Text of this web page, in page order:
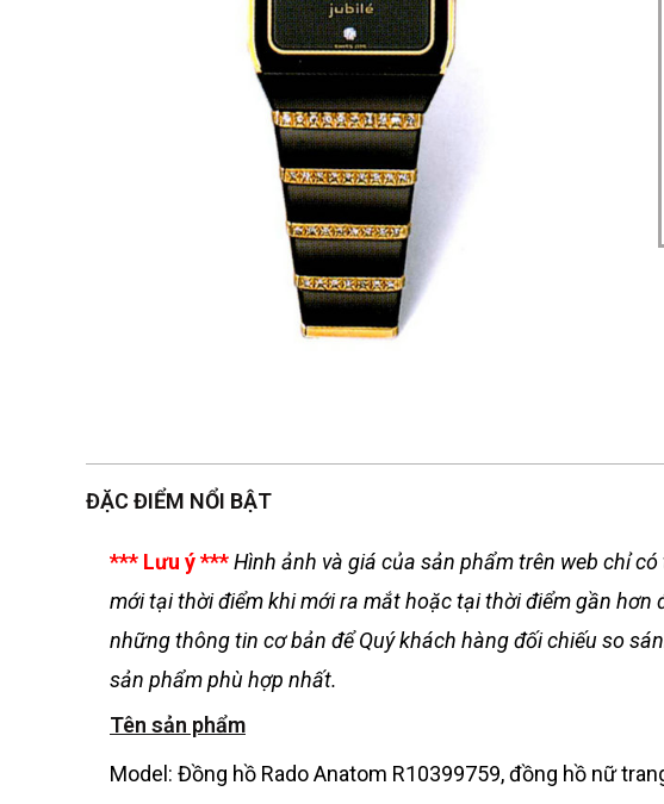
ĐẶC ĐIỂM NỔI BẬT
*** Lưu ý ***Hình ảnh và giá của sản phẩm trên web chỉ
mới tại thời điểm khi mới ra mắt hoặc tại thời điểm gần hơn
những thông tin cơ bản để Quý khách hàng đối chiếu so
sản phẩm phù hợp nhất.
Tên sản phẩm
Model: Đồng hồ Rado Anatom R10399759, đồng hồ nữ